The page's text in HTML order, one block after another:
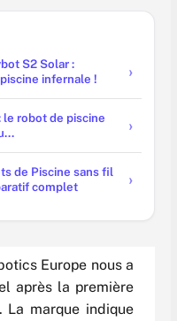
S2 Solar :
infernale !
le robot de piscine
de Piscine sans fil
complet
Europe nous a
après la première
marque indique